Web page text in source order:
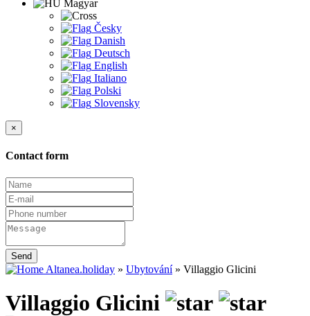
Magyar
Česky
Danish
Deutsch
English
Italiano
Polski
Slovensky
×
Contact form
Send
Altanea.holiday » Ubytování» Villaggio Glicini
Villaggio Glicini